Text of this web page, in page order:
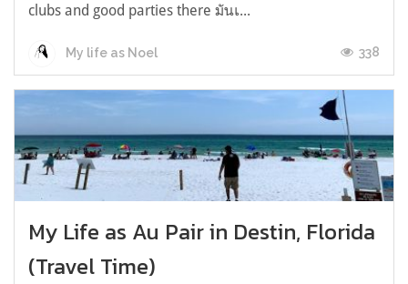
clubs and good parties there มันเ...
My life as Noel 338
My Life as Au Pair in Destin, Florida
(Travel Time)